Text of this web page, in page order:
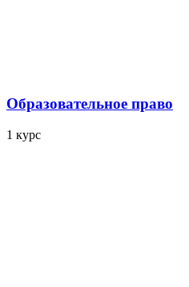
Образовательное право
1 курс